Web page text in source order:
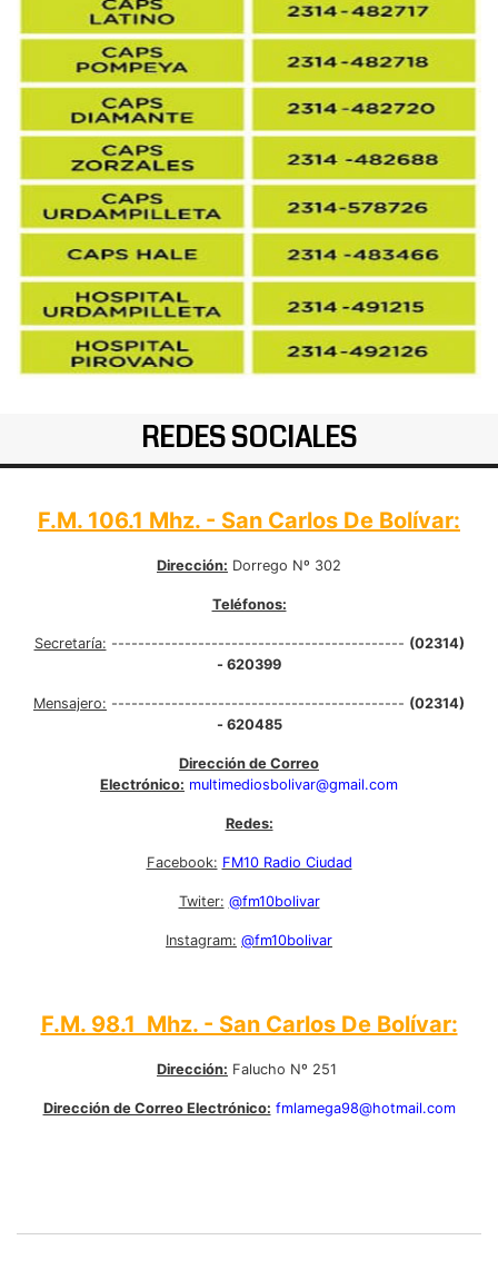
REDES SOCIALES
F.M. 106.1 Mhz. - San Carlos De Bolívar:
Dirección: Dorrego Nº 302
Teléfonos:
Secretaría: -------------------------------------------- (02314)
- 620399
Mensajero: -------------------------------------------- (02314)
- 620485
Dirección de Correo
Electrónico: multimediosbolivar@gmail.com
Redes:
Facebook: FM10 Radio Ciudad
Twiter: @fm10bolivar
Instagram: @fm10bolivar
F.M. 98.1 Mhz. - San Carlos De Bolívar:
Dirección: Falucho Nº 251
Dirección de Correo Electrónico: fmlamega98@hotmail.com